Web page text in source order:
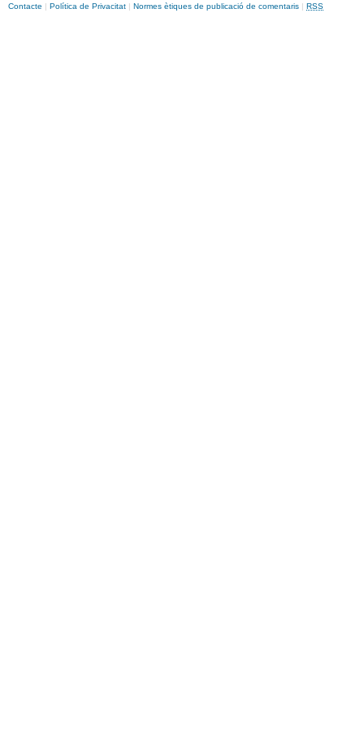
Contacte | Política de Privacitat | Normes ètiques de publicació de comentaris | RSS